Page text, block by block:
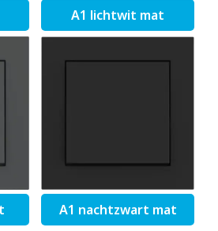
A1 lichtwit mat
A1 nachtzwart mat